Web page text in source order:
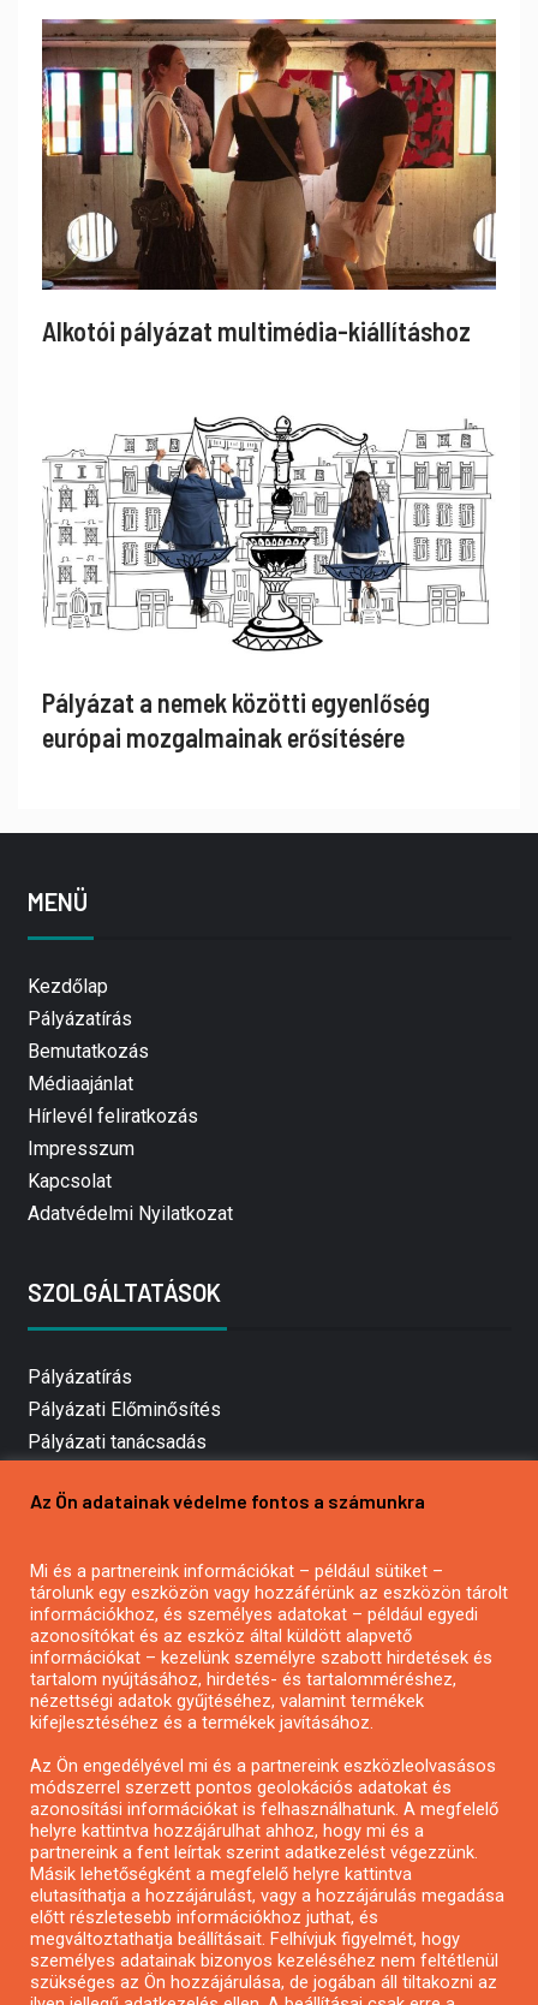
Alkotói pályázat multimédia-kiállításhoz
Pályázat a nemek közötti egyenlőség
európai mozgalmainak erősítésére
MENÜ
Kezdőlap
Pályázatírás
Bemutatkozás
Médiaajánlat
Hírlevél feliratkozás
Impresszum
Kapcsolat
Adatvédelmi Nyilatkozat
SZOLGÁLTATÁSOK
Pályázatírás
Pályázati Előminősítés
Pályázati tanácsadás
Mezőgazdasági pályázatírás
Pályázatírás civil szervezeteknek
Pályázatírás önkormányzatoknak
Pályázatfigyelés
Specifikus pályázatfigyelés vagy hírlevél
Pályázatok magánszemélyeknek
Pályázatok civil szervezeteknek
Pályázatok vállalkozásoknak
Önkormányzati pályázatok
Mezőgazdasági pályázatok
Falusi turizmus pályázatok
Az Ön adatainak védelme fontos a számunkra
Mi és a partnereink információkat – például sütiket –
tárolunk egy eszközön vagy hozzáférünk az eszközön tárolt
információkhoz, és személyes adatokat – például egyedi
azonosítókat és az eszköz által küldött alapvető
információkat – kezelünk személyre szabott hirdetések és
tartalom nyújtásához, hirdetés- és tartalomméréshez,
nézettségi adatok gyűjtéséhez, valamint termékek
kifejlesztéséhez és a termékek javításához.
Az Ön engedélyével mi és a partnereink eszközleolvasásos
módszerrel szerzett pontos geolokációs adatokat és
azonosítási információkat is felhasználhatunk. A megfelelő
helyre kattintva hozzájárulhat ahhoz, hogy mi és a
partnereink a fent leírtak szerint adatkezelést végezzünk.
Másik lehetőségként a megfelelő helyre kattintva
elutasíthatja a hozzájárulást, vagy a hozzájárulás megadása
előtt részletesebb információkhoz juthat, és
megváltoztathatja beállításait. Felhívjuk figyelmét, hogy
személyes adatainak bizonyos kezeléséhez nem feltétlenül
szükséges az Ön hozzájárulása, de jogában áll tiltakozni az